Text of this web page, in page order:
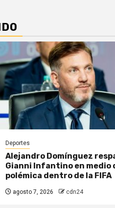
Deportes
Alejandro Domínguez
Gianni Infantino en medio
polémica dentro de la FIFA
agosto 7, 2026 cdn24